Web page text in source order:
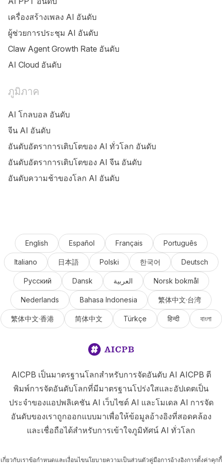
เครื่องสร้างเพลง AI อันดับ
ผู้ช่วยการประชุม AI อันดับ
Claw Agent Growth Rate อันดับ
AI Cloud อันดับ
ภูมิภาค
AI โกลบอล อันดับ
จีน AI อันดับ
อันดับอัตราการเติบโตของ AI ทั่วโลก อันดับ
อันดับอัตราการเติบโตของ AI จีน อันดับ
อันดับความช้าของโลก AI อันดับ
English Español Français Português
Italiano 日本語 Polski 한국어 Deutsch
Русский Dansk العربية Norsk bokmål
Nederlands Bahasa Indonesia 繁体中文·台湾
繁体中文·香港 简体中文 Türkçe हिन्दी বাংলা
AICPB เป็นมาตรฐานโลกสำหรับการจัดอันดับ AI AICPB ตี
พิมพ์การจัดอันดับโลกที่มีมาตรฐานโปร่งใสและอัปเดตเป็น
ประจำของแอปพลิเคชัน AI เว็บไซต์ AI และโมเดล AI การจัด
อันดับของเราถูกออกแบบมาเพื่อให้ข้อมูลอ้างอิงที่สอดคล้อง
และเชื่อถือได้สำหรับการเข้าใจภูมิทัศน์ AI ทั่วโลก
เกี่ยวกับเราข้อกำหนดและเงื่อนไขนโยบายความเป็นส่วนตัวคู่มือการอ้างอิงการตั้งค่าคุกกี้